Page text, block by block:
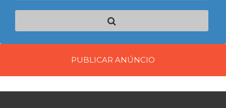
PUBLICAR ANÚNCIO